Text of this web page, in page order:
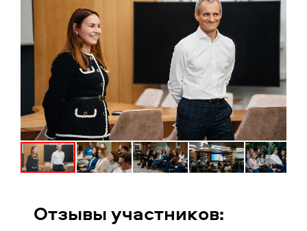
Отзывы участников: